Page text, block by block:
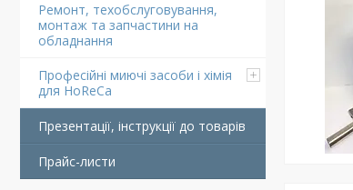
Ремонт, техобслуговування,
монтаж та запчастини на
обладнання
Професійні миючі засоби і хімія
для HoReCa
Презентації, інструкції до товарів
Прайс-листи